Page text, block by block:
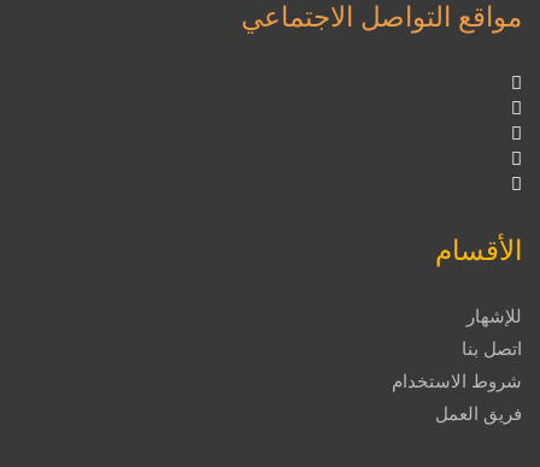
مواقع التواصل الاجتماعي
الأقسام
للإشهار
اتصل بنا
شروط الاستخدام
فريق العمل